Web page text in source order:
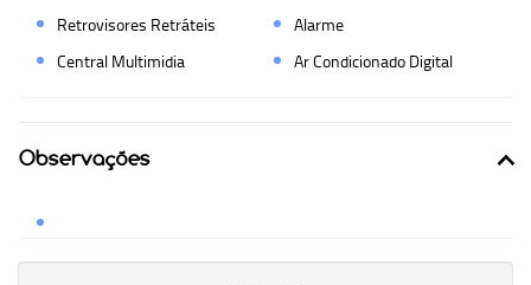
Retrovisores Retráteis
Alarme
Central Multimidia
Ar Condicionado Digital
Observações